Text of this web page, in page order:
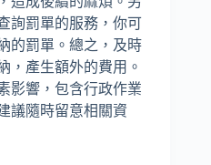
詢罰單的服務，你可
的罰單。總之，及時
，產生額外的費用。
影響，包含行政作業
議隨時留意相關資